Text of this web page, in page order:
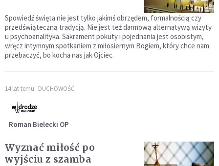
Spowiedź święta nie jest tylko jakimś obrzędem, formalnością czy
przedświąteczną tradycją. Nie jest też darmową alternatywą wizyty
u psychoanalityka. Sakrament pokuty i pojednania jest osobistym,
wręcz intymnym spotkaniem z miłosiernym Bogiem, który chce nam
przebaczyć, bo kocha nas jak Ojciec.
14 lat temu DUCHOWOŚĆ
Roman Bielecki OP
Wyznać miłość po
wyjściu z szamba